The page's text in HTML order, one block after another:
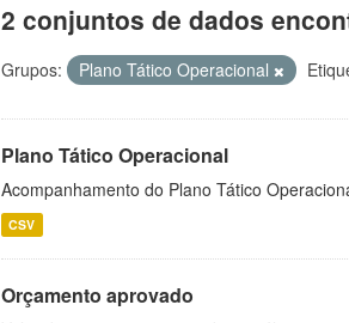
2 conjuntos de dados
Grupos: Plano Tático Operacional
Plano Tático Operacional
Acompanhamento do Plano Tático
CSV
Orçamento aprovado